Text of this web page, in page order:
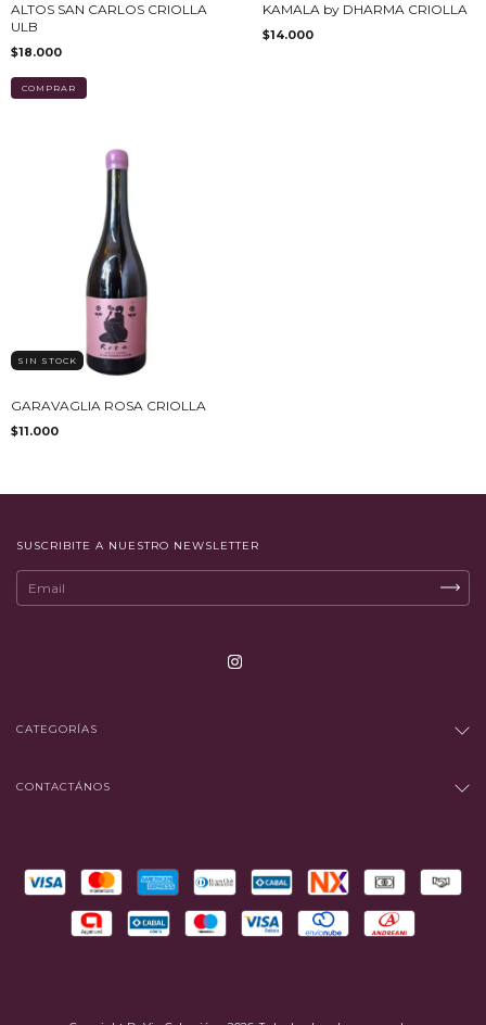
ALTOS SAN CARLOS CRIOLLA
ULB
$18.000
KAMALA by DHARMA CRIOLLA
$14.000
SIN STOCK
GARAVAGLIA ROSA CRIOLLA
$11.000
SUSCRIBITE A NUESTRO NEWSLETTER
CATEGORÍAS
CONTACTÁNOS